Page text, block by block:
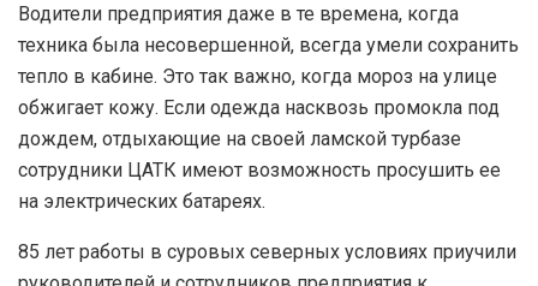
Водители предприятия даже в те времена, когда
техника была несовершенной, всегда умели сохранить
тепло в кабине. Это так важно, когда мороз на улице
обжигает кожу. Если одежда насквозь промокла под
дождем, отдыхающие на своей ламской турбазе
сотрудники ЦАТК имеют возможность просушить ее
на электрических батареях.
85 лет работы в суровых северных условиях приучили